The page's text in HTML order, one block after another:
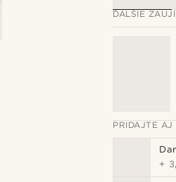
ĎALŠIE
PRIDAJTE AJ
+